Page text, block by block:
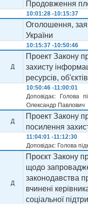
Продовження
10:01:28 -10:15:37
Оголошення,
України
10:15:37 -10:50:46
Д
Проект Закону
захисту
ресурсів,
10:50:46 -11:00:01
Доповідає: Голова
Олександр Павлович
Д
Проект Закону
посилення
11:04:01 -11:12:30
Доповідає: Голова
Д
Проєкт Закону
щодо
законодавства
вчинені
соціальної